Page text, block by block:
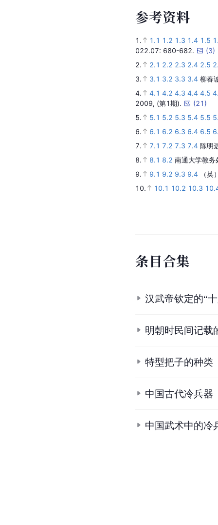
参考资料
1. 1.1 1.2 1.3 1.4 1.5
022.07: 680-682. (3)
2.
2.1 2.2 2.3 2.4 2.5
3.
3.1 3.2 3.3 3.4 柳春
4.
4.1 4.2 4.3 4.4 4.5
2009, (第1期). (21 )
5.
5.1 5.2 5.3 5.4 5.5
6.
6.1 6.2 6.3 6.4 6.5
7.
7.1 7.2 7.3 7.4 陈明
8.
8.1 8.2 南通大学教
9.
9.1 9.2 9.3 9.4
（
10.
10.1 10.2 10.3
条目合集
汉武帝钦定的“
明朝时民间记载
特型把子的种类
中国古代冷兵器
中国武术中的冷